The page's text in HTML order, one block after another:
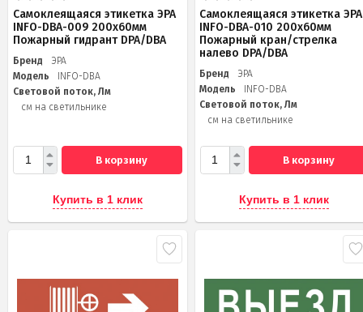
Самоклеящаяся этикетка ЭРА
INFO-DBA-009 200х60мм
Пожарный гидрант DPA/DBA
Бренд
ЭРА
Модель
INFO-DBA
Световой поток, Лм
см на светильнике
В корзину
Купить в 1 клик
Самоклеящаяся этикетка ЭРА
INFO-DBA-010 200х60мм
Пожарный кран/стрелка
налево DPA/DBA
Бренд
ЭРА
Модель
INFO-DBA
Световой поток, Лм
см на светильнике
В корзину
Купить в 1 клик